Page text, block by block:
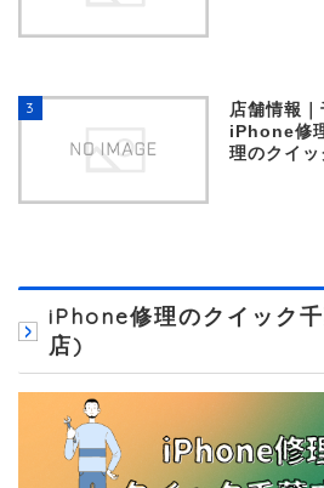
3
店舗情報｜
iPhone修
理のクイ
iPhone修理のクイック
店)